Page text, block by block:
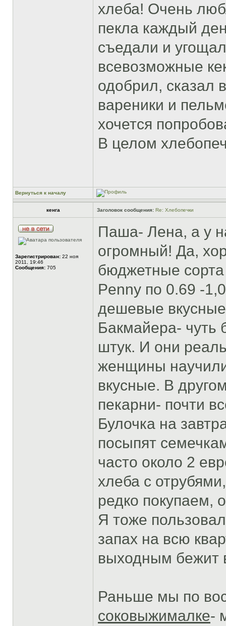
хлеба! Очень
пекла каждый
съедали и
всевозможные
одобрил, сказал
вареники и
хочется
В целом
Вернуться к началу
кенга Заголовок сообщения: Re: Хлебопечки
Зарегистрирован: 22 ноя
2011, 19:46
Сообщения: 705
Паша- Лена, а у
огромный! Да,
бюджетные
Penny по 0.69 -
дешевые
Бакмайера- чуть
штук. И они
женщины
вкусные. В
пекарни- почти
Булочка на
посыпят
часто около 2
хлеба с
редко покупаем,
Я тоже
запах на всю
выходным бежит
Раньше мы по
соковыжималке-